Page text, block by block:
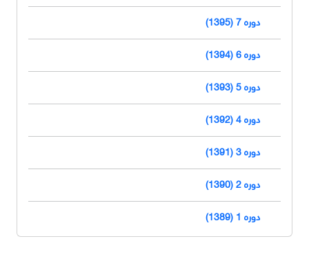
دوره 7 (1395)
دوره 6 (1394)
دوره 5 (1393)
دوره 4 (1392)
دوره 3 (1391)
دوره 2 (1390)
دوره 1 (1389)